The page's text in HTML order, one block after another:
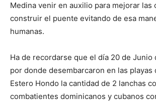
Medina venir en auxilio para mejorar las
construir el puente evitando de esa
humanas.
Ha de recordarse que el día 20 de Junio
por donde desembarcaron en las playas
Estero Hondo la cantidad de 2 lanchas
combatientes dominicanos y cubanos